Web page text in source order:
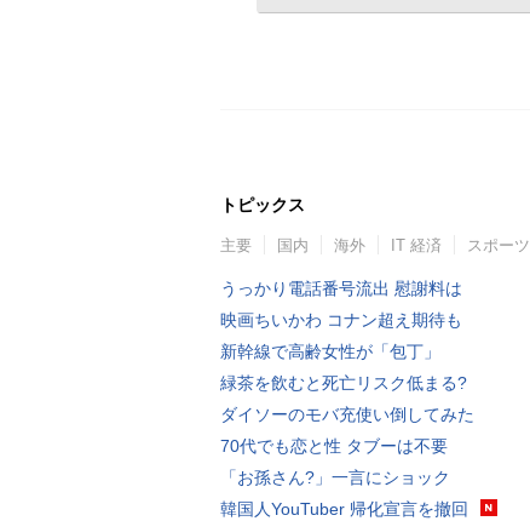
トピックス
主要 国内 海外 IT 経済 スポーツ
うっかり電話番号流出 慰謝料は
映画ちいかわ コナン超え期待も
新幹線で高齢女性が「包丁」
緑茶を飲むと死亡リスク低まる?
ダイソーのモバ充使い倒してみた
70代でも恋と性 タブーは不要
「お孫さん?」一言にショック
韓国人YouTuber 帰化宣言を撤回